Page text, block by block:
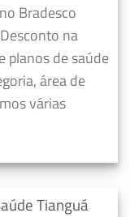
Bradesco
na
planos de saúde
área de
várias
Tianguá